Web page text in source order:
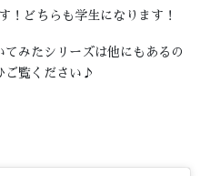
どちらも学生になります！
てみたシリーズは他にもあるの
ご覧ください♪